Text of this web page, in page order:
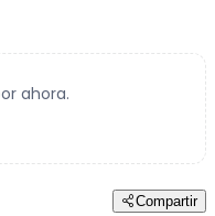
ahora.
Compartir